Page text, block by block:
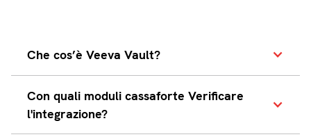
Che cos’è Veeva Vault?
Veeva Vault è una piattaforma cloud-
based progettata per la gestione dei
contenuti delle scienze della vita.
Con quali moduli cassaforte Verificare
l'integrazione?